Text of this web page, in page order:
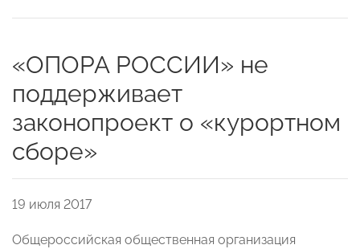
«ОПОРА РОССИИ» не
поддерживает
законопроект о «курортном
сборе»
19 июля 2017
Общероссийская общественная организация